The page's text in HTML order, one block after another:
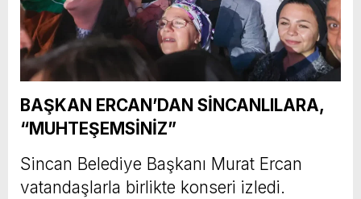
BAŞKAN ERCAN’DAN SİNCANLILARA,
“MUHTEŞEMSİNİZ”
Sincan Belediye Başkanı Murat Ercan
vatandaşlarla birlikte konseri izledi.